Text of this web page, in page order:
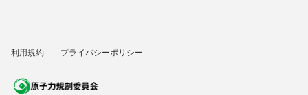
利用規約 プライバシーポリシー